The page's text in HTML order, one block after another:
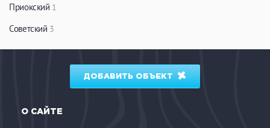
Приокский 1
Советский 3
ДОБАВИТЬ ОБЪЕКТ
О САЙТЕ